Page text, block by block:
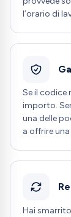
l’orario di
Se il codice
importo.
una delle
a offrire
Hai